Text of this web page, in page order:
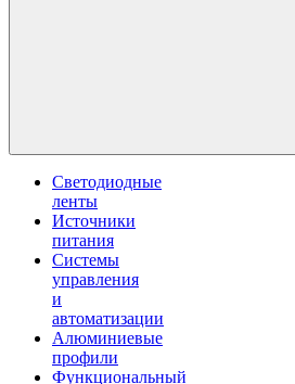
Светодиодные
ленты
Источники
питания
Системы
управления
и
автоматизации
Алюминиевые
профили
Функциональный